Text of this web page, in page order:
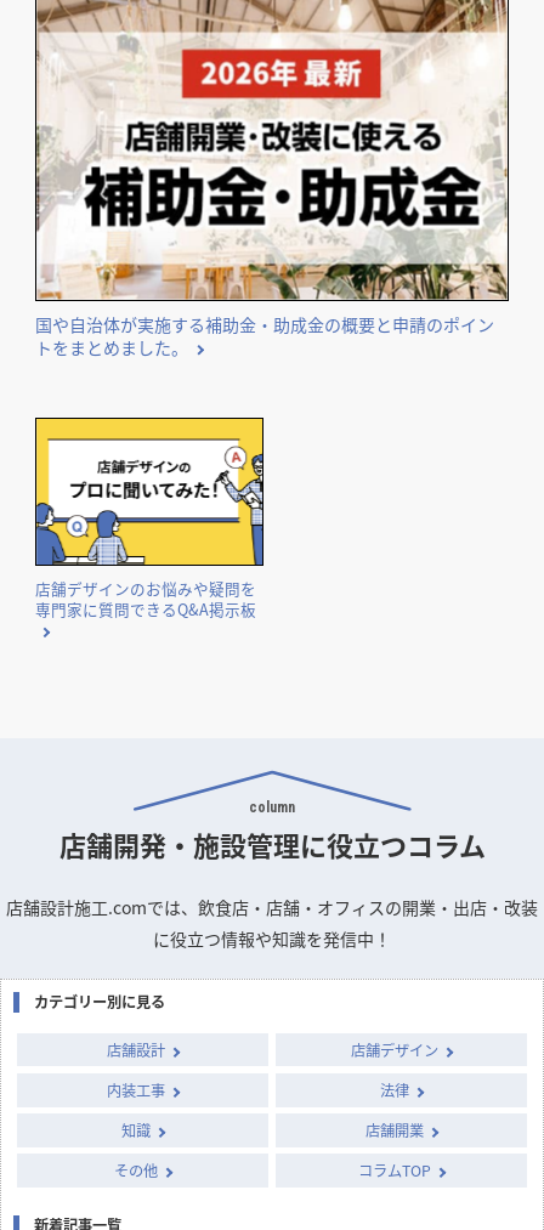
国や自治体が実施する補助金・助成金の概要と申請のポイン
トをまとめました。
店舗デザインのお悩みや疑問を
専門家に質問できるQ&A掲示板
column
店舗開発・施設管理に役立つコラム
店舗設計施工.comでは、飲食店・店舗・オフィスの開業・出店・改装
に役立つ情報や知識を発信中！
カテゴリー別に見る
店舗設計
店舗デザイン
内装工事
法律
知識
店舗開業
その他
コラムTOP
新着記事一覧